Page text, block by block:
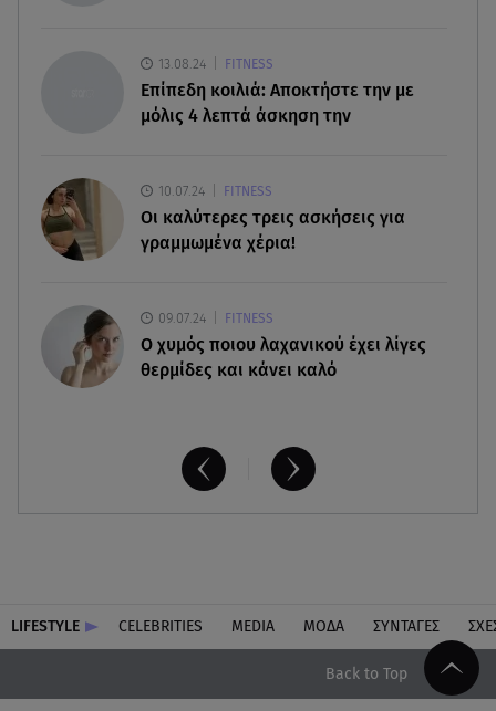
Κυψέλη: «Ο 26χρονος είχε γυρίσει την πλάτη του
στον χριστιανισμό»
08.08.26 , 12:00
Μπορείς να τρως καθημερινά αβοκάντο, σκέψου
την καρδιά και το βάρος σου
13.08.24 FITNESS
Επίπεδη κοιλιά: Αποκτήστε την με
μόλις 4 λεπτά άσκηση την
10.07.24 FITNESS
Οι καλύτερες τρεις ασκήσεις για
γραμμωμένα χέρια!
09.07.24 FITNESS
O χυμός ποιου λαχανικού έχει λίγες
θερμίδες και κάνει καλό
LIFESTYLE CELEBRITIES MEDIA ΜΟΔΑ ΣΥΝΤΑΓΕΣ
Back to Top